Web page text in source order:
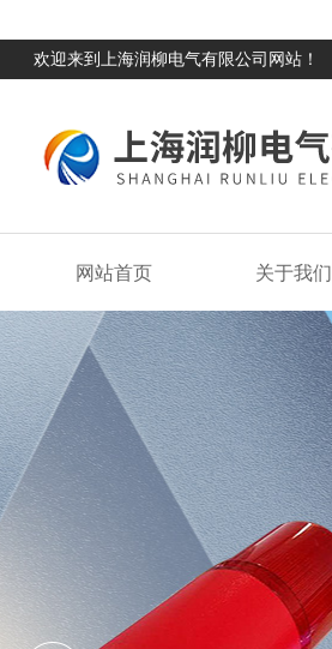
欢迎来到上海润柳电气有限公司网站！
网站首页 关于我们